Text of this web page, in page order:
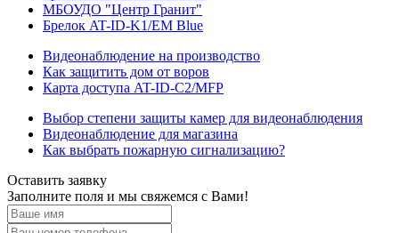
МБОУДО "Центр Гранит"
Брелок AT-ID-K1/EM Blue
Видеонаблюдение на производство
Как защитить дом от воров
Карта доступа AT-ID-C2/MFP
Выбор степени защиты камер для видеонаблюдения
Видеонаблюдение для магазина
Как выбрать пожарную сигнализацию?
Оставить заявку
Заполните поля и мы свяжемся с Вами!